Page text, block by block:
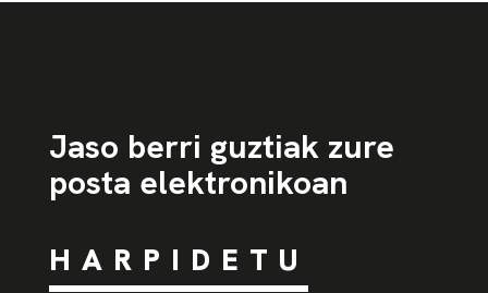
Jaso berri guztiak zure
posta elektronikoan
HARPIDETU